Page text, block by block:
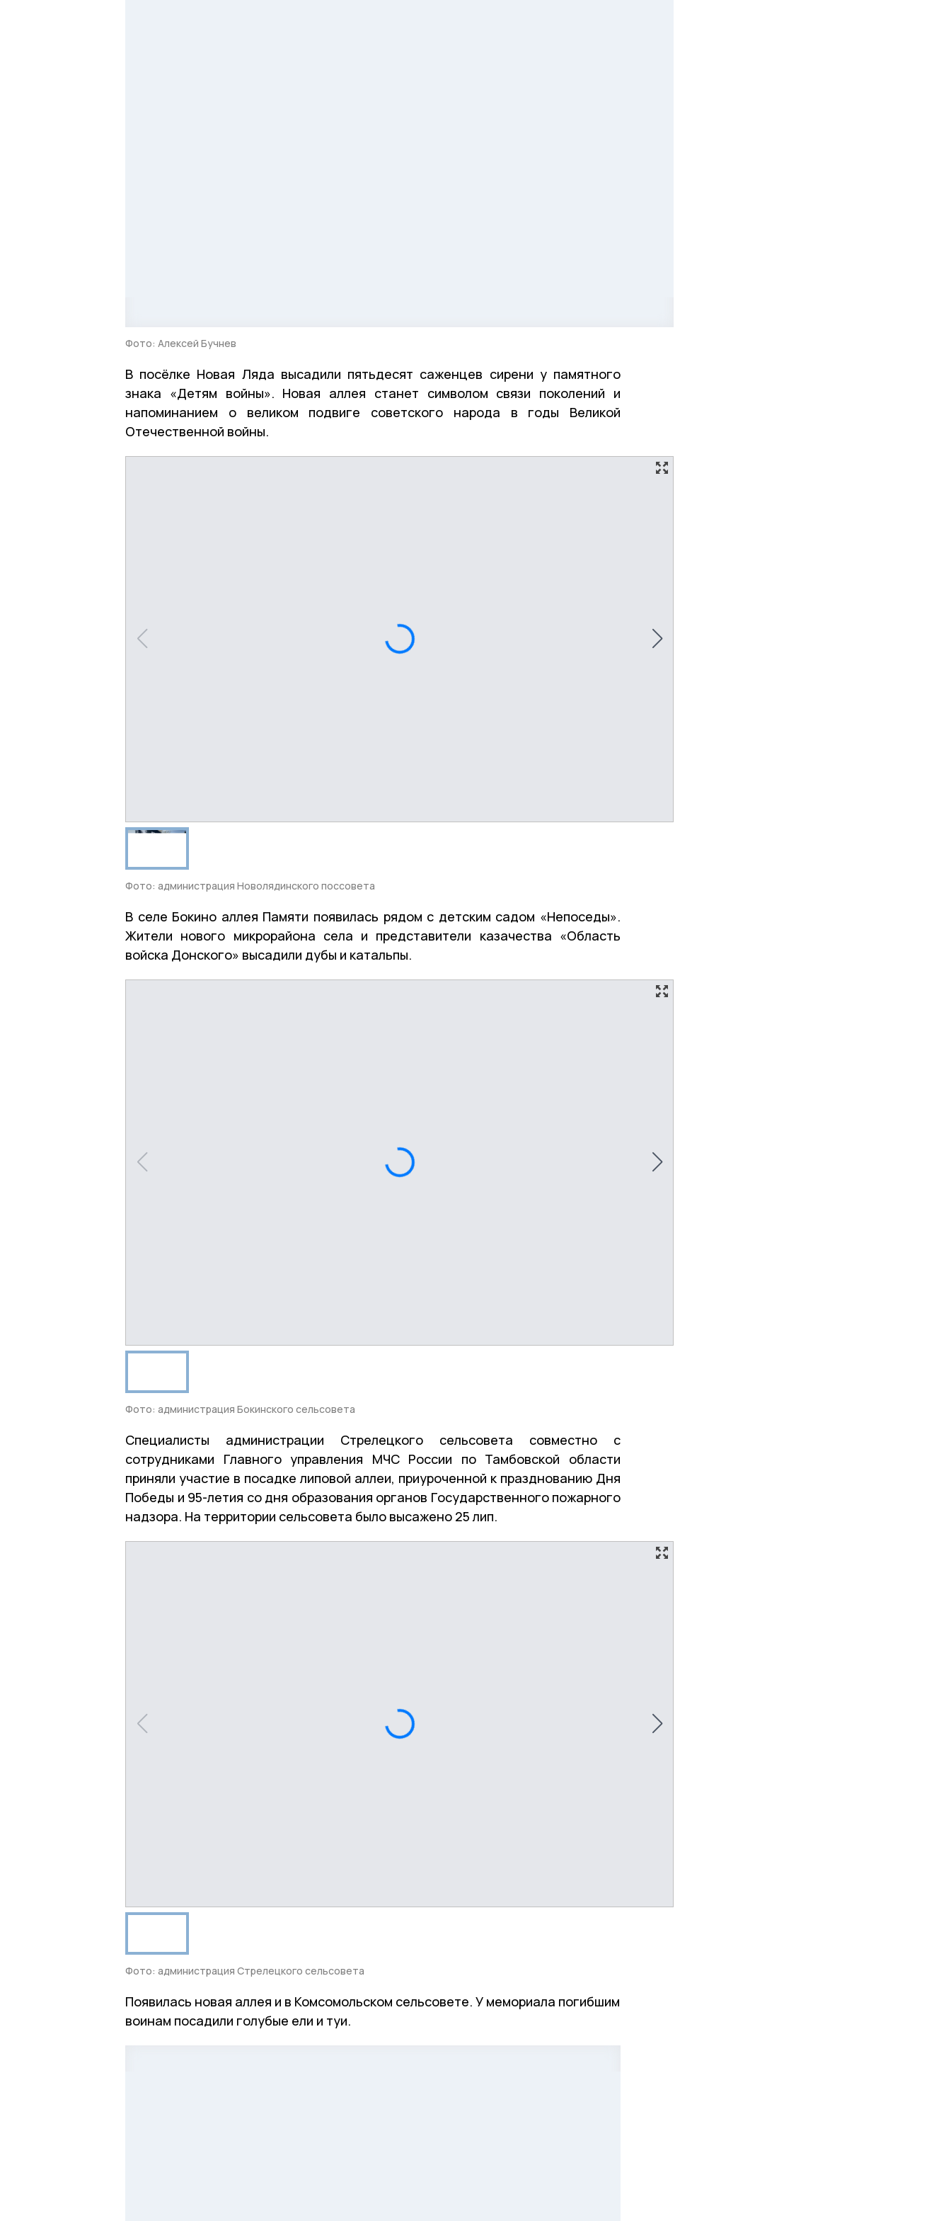
Фото: Алексей Бучнев
В посёлке Новая Ляда высадили пятьдесят саженцев сирени у памятного
знака «Детям войны». Новая аллея станет символом связи поколений и
напоминанием о великом подвиге советского народа в годы Великой
Отечественной войны.
Фото: администрация Новолядинского поссовета
В селе Бокино аллея Памяти появилась рядом с детским садом «Непоседы».
Жители нового микрорайона села и представители казачества «Область
войска Донского» высадили дубы и катальпы.
Фото: администрация Бокинского сельсовета
Специалисты администрации Стрелецкого сельсовета совместно с
сотрудниками Главного управления МЧС России по Тамбовской области
приняли участие в посадке липовой аллеи, приуроченной к празднованию Дня
Победы и 95-летия со дня образования органов Государственного пожарного
надзора. На территории сельсовета было высажено 25 лип.
Фото: администрация Стрелецкого сельсовета
Появилась новая аллея и в Комсомольском сельсовете. У мемориала погибшим
воинам посадили голубые ели и туи.